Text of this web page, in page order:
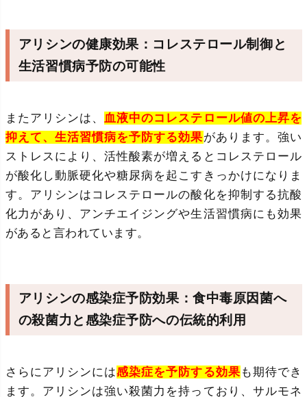
アリシンの健康効果：コレステロール制御と
生活習慣病予防の可能性
またアリシンは、
血液中のコレステロール値の上昇を
抑えて、生活習慣病を予防する効果があります。強い
ストレスにより、活性酸素が増えるとコレステロール
が酸化し動脈硬化や糖尿病を起こすきっかけになりま
す。アリシンはコレステロールの酸化を抑制する抗酸
化力があり、アンチエイジングや生活習慣病にも効果
があると言われています。
アリシンの感染症予防効果：食中毒原因菌へ
の殺菌力と感染症予防への伝統的利用
さらにアリシンには感染症を予防する効果も期待でき
ます。アリシンは強い殺菌力を持っており、サルモネ